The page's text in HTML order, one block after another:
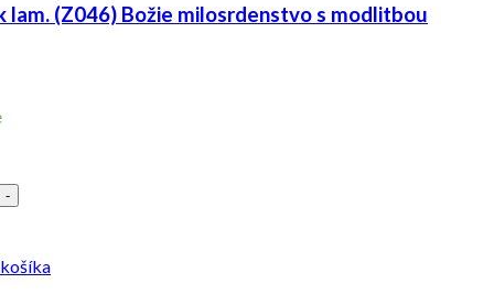
lam. (Z046) Božie milosrdenstvo s modlitbou
-